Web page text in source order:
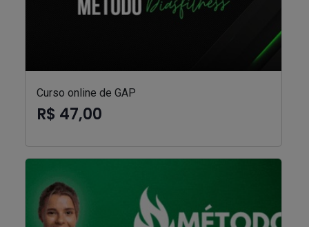
Curso online de GAP
R$ 47,00